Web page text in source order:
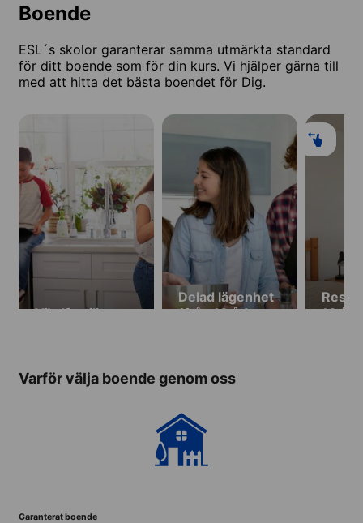
Boende
ESL´s skolor garanterar samma utmärkta standard
för ditt boende som för din kurs. Vi hjälper gärna till
med att hitta det bästa boendet för Dig.
Värdfamilj
Delad lägenhet
(från 18 år)
18 år)
Varför välja boende genom oss
Garanterat boende